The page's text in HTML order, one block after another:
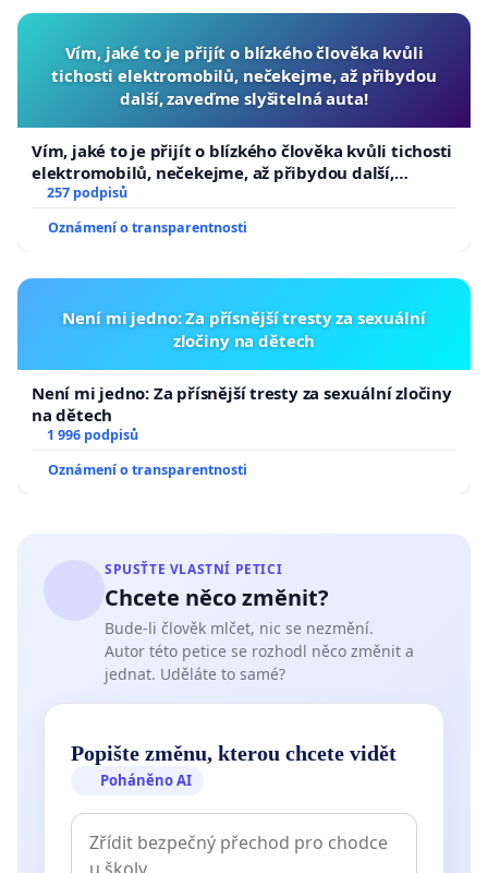
Vím, jaké to je přijít o blízkého člověka kvůli
tichosti elektromobilů, nečekejme, až přibydou
další, zaveďme slyšitelná auta!
Vím, jaké to je přijít o blízkého člověka kvůli tichosti
elektromobilů, nečekejme, až přibydou další,
zaveďme slyšitelná auta!
257 podpisů
Oznámení o transparentnosti
Není mi jedno: Za přísnější tresty za sexuální
zločiny na dětech
Není mi jedno: Za přísnější tresty za sexuální zločiny
na dětech
1 996 podpisů
Oznámení o transparentnosti
SPUSŤTE VLASTNÍ PETICI
Chcete něco změnit?
Bude-li člověk mlčet, nic se nezmění.
Autor této petice se rozhodl něco změnit a
jednat. Uděláte to samé?
Popište změnu, kterou chcete vidět
Poháněno AI